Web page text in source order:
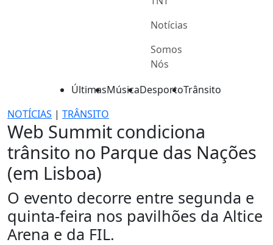
Notícias
Somos
Nós
ÚltimasMúsicaDesportoTrânsito
NOTÍCIAS | TRÂNSITO
Web Summit condiciona
trânsito no Parque das Nações
(em Lisboa)
O evento decorre entre segunda e
quinta-feira nos pavilhões da Altice
Arena e da FIL.